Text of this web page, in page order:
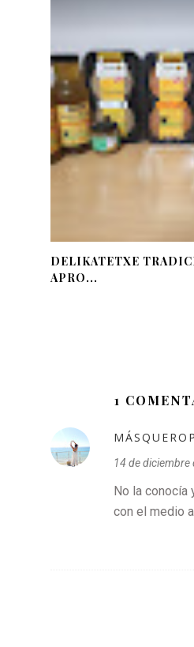
DELIKATETXE
APRO...
1
14 de diciembre
No la
con el medio